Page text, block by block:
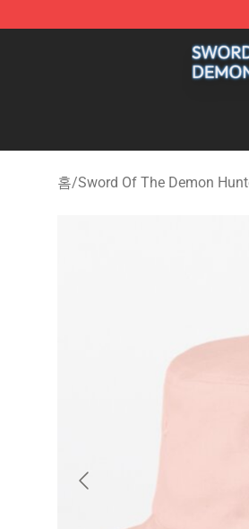
Sword Of The Demon Hunter
홈/Sword Of The Demon